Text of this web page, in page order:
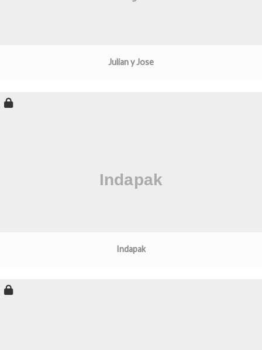
Julian y Jose
Indapak